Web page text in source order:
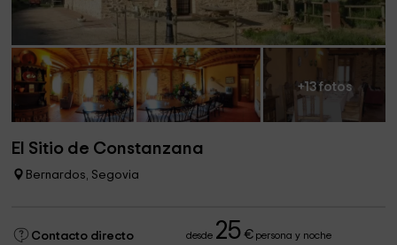
+13 fotos
El Sitio de Constanzana
Bernardos, Segovia
Contacto directo desde 25 €persona y noche